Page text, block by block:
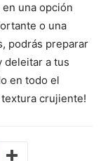
una opción
o una
podrás preparar
deleitar a tus
en todo el
crujiente!